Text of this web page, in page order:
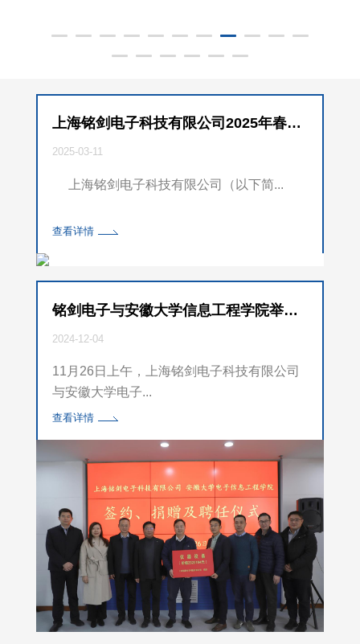
上海铭剑电子科技有限公司2025年春季校园招聘拉开帷幕
2025-03-11
上海铭剑电子科技有限公司（以下简...
查看详情
铭剑电子与安徽大学信息工程学院举行校企合作交流并捐赠科教设备
2024-12-04
11月26日上午，上海铭剑电子科技有限公司
与安徽大学电子...
查看详情